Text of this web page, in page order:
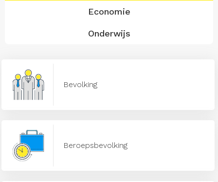
Economie
Onderwijs
Bevolking
Beroepsbevolking